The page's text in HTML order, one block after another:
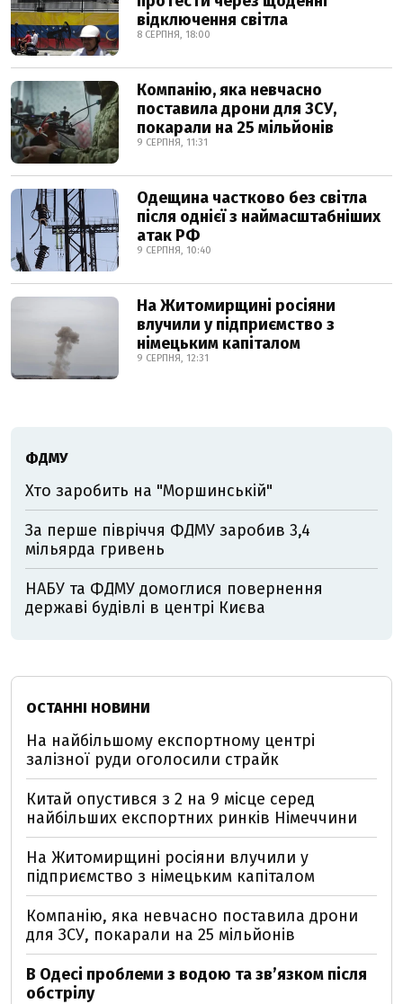
відключення світла
8 СЕРПНЯ, 18:00
Компанію, яка невчасно
поставила дрони для ЗСУ,
покарали на 25 мільйонів
9 СЕРПНЯ, 11:31
Одещина частково без світла
після однієї з наймасштабніших
атак РФ
9 СЕРПНЯ, 10:40
На Житомирщині росіяни
влучили у підприємство з
німецьким капіталом
9 СЕРПНЯ, 12:31
ФДМУ
Хто заробить на "Моршинській"
За перше півріччя ФДМУ заробив 3,4
мільярда гривень
НАБУ та ФДМУ домоглися повернення
державі будівлі в центрі Києва
ОСТАННІ НОВИНИ
На найбільшому експортному центрі
залізної руди оголосили страйк
Китай опустився з 2 на 9 місце серед
найбільших експортних ринків Німеччини
На Житомирщині росіяни влучили у
підприємство з німецьким капіталом
Компанію, яка невчасно поставила дрони
для ЗСУ, покарали на 25 мільйонів
В Одесі проблеми з водою та звʼязком після
обстрілу